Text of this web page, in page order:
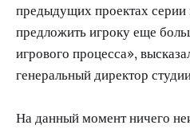
предыдущих проектах серии
предложить игроку еще
игрового процесса»,
генеральный директор
На данный момент ничего